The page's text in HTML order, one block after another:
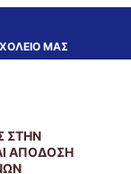
ΜΑΣ
ΣΤΗΝ
ΑΠΟΔΟΣΗ